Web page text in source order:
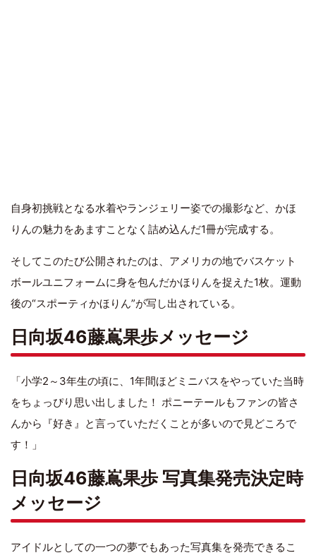
自身初挑戦となる水着やランジェリー姿での撮影など、かほ
りんの魅力をあますことなく詰め込んだ1冊が完成する。
そしてこのたび公開されたのは、アメリカの地でバスケット
ボールユニフォームに身を包んだかほりんを捉えた1枚。運動
後の“スポーティかほりん”が写し出されている。
日向坂46藤嶌果歩メッセージ
「小学2～3年生の頃に、1年間ほどミニバスをやっていた当時
をちょっぴり思い出しました！ ポニーテールもファンの皆さ
んから『好き』と言っていただくことが多いので見どころで
す！」
日向坂46藤嶌果歩 写真集発売決定時
メッセージ
アイドルとしての一つの夢でもあった写真集を発売できるこ